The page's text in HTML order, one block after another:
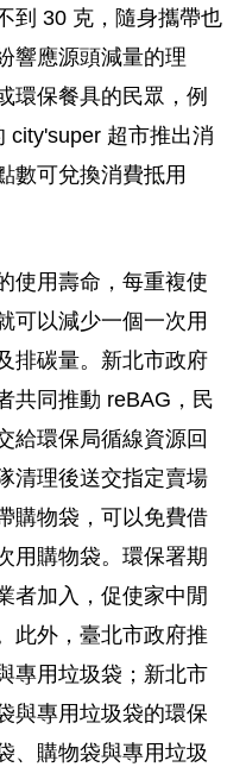
到 30 克，隨身攜帶也
響應源頭減量的理
環保餐具的民眾，例
city'super 超市推出消
數可兌換消費抵用
使用壽命，每重複使
可以減少一個一次用
排碳量。新北市政府
共同推動 reBAG，民
給環保局循線資源回
清理後送交指定賣場
購物袋，可以免費借
用購物袋。環保署期
者加入，促使家中閒
此外，臺北市政府推
專用垃圾袋；新北市
與專用垃圾袋的環保
、購物袋與專用垃圾